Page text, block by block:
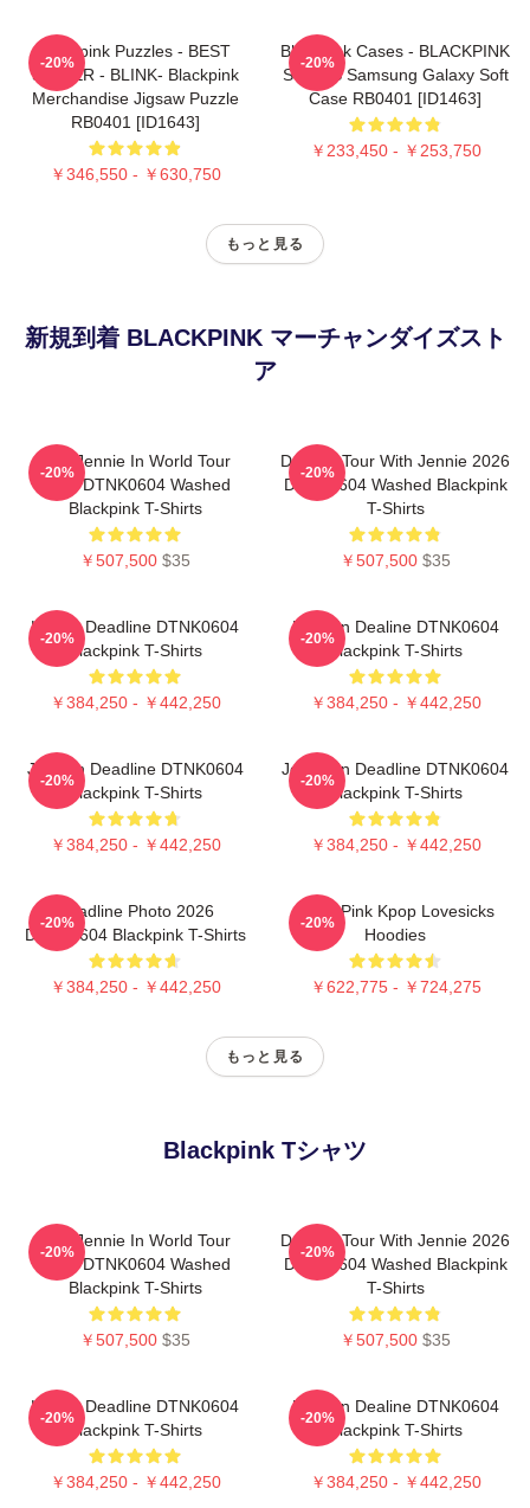
Blackpink Puzzles - BEST
SELLER - BLINK- Blackpink
Merchandise Jigsaw Puzzle
RB0401 [ID1643]
￥346,550 - ￥630,750
-20%
Blackpink Cases - BLACKPINK
SONGS Samsung Galaxy Soft
Case RB0401 [ID1463]
￥233,450 - ￥253,750
-20%
もっと見る
新規到着 BLACKPINK マーチャンダイズスト
ア
Like Jennie In World Tour
2026 DTNK0604 Washed
Blackpink T-Shirts
￥507,500 $35
-20%
Dealine Tour With Jennie 2026
DTNK0604 Washed Blackpink
T-Shirts
￥507,500 $35
-20%
Lisa In Deadline DTNK0604
Blackpink T-Shirts
￥384,250 - ￥442,250
-20%
Rose In Dealine DTNK0604
Blackpink T-Shirts
￥384,250 - ￥442,250
-20%
Jisoo In Deadline DTNK0604
Blackpink T-Shirts
￥384,250 - ￥442,250
-20%
Jennie In Deadline DTNK0604
Blackpink T-Shirts
￥384,250 - ￥442,250
-20%
Deadline Photo 2026
DTNK0604 Blackpink T-Shirts
￥384,250 - ￥442,250
-20%
Black Pink Kpop Lovesicks
Hoodies
￥622,775 - ￥724,275
-20%
もっと見る
Blackpink Tシャツ
Like Jennie In World Tour
2026 DTNK0604 Washed
Blackpink T-Shirts
￥507,500 $35
-20%
Dealine Tour With Jennie 2026
DTNK0604 Washed Blackpink
T-Shirts
￥507,500 $35
-20%
Lisa In Deadline DTNK0604
Blackpink T-Shirts
￥384,250 - ￥442,250
-20%
Rose In Dealine DTNK0604
Blackpink T-Shirts
￥384,250 - ￥442,250
-20%